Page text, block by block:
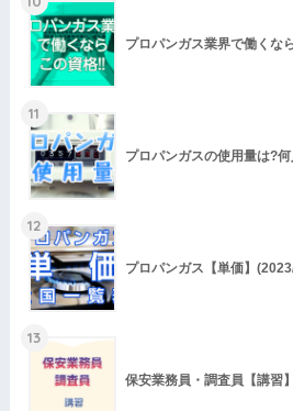
プロパンガス業界で働くな
11
プロパンガスの使用量は?
12
プロパンガス【単価】
13
保安業務員・調査員【講習】